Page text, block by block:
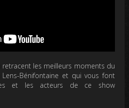
les meilleurs moments du
Bénifontaine et qui vous font
et les acteurs de ce show